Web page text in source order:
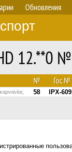
Обновления
12.**0
№ Гос.№
58 IPX-